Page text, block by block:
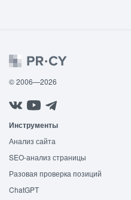
© 2006—2026
Инструменты
Анализ сайта
SEO-анализ страницы
Разовая проверка позиций
ChatGPT